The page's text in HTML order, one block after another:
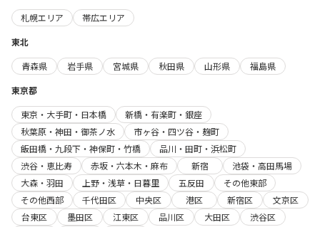
札幌エリア
帯広エリア
東北
青森県
岩手県 宮城県 秋田県 山形県
福島県
東京都
東京・大手町・日本橋
新橋・有楽町・銀座
秋葉原・神田・御茶ノ水
市ヶ谷・四ツ谷・麹町
飯田橋・九段下・神保町・竹橋
品川・田町・浜松町
渋谷・恵比寿
赤坂・六本木・麻布 新宿
池袋・高田馬場
大森・羽田
上野・浅草・日暮里 五反田
その他東部
その他西部
千代田区 中央区 港区 新宿区
文京区
台東区
墨田区 江東区 品川区 大田区
渋谷区